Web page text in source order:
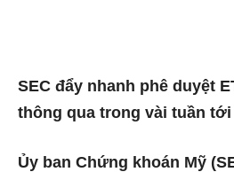
SEC đẩy nhanh phê duyệt
thông qua trong vài tuần tới
Ủy ban Chứng khoán Mỹ